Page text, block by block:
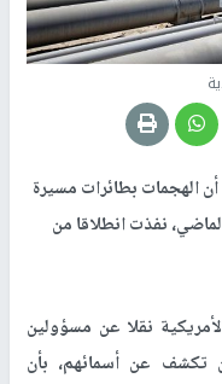
الهجمات بطائرات مسيرة
نفذت انطلاقا من
نقلا عن مسؤولين
تكشف عن أسمائهم، بأن